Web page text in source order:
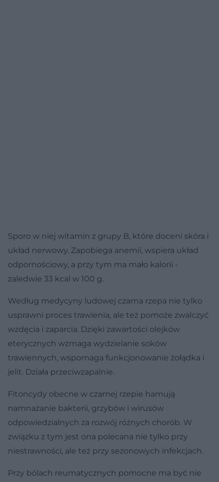
Sporo w niej witamin z grupy B, które doceni skóra i
układ nerwowy. Zapobiega anemii, wspiera układ
odpornościowy, a przy tym ma mało kalorii -
zaledwie 33 kcal w 100 g.
Według medycyny ludowej czarna rzepa nie tylko
usprawni proces trawienia, ale też pomoże zwalczyć
wzdęcia i zaparcia. Dzięki zawartości olejków
eterycznych wzmaga wydzielanie soków
trawiennych, wspomaga funkcjonowanie żołądka i
jelit. Działa przeciwzapalnie.
Fitoncydy obecne w czarnej rzepie hamują
namnażanie bakterii, grzybów i wirusów
odpowiedzialnych za rozwój różnych chorób. W
związku z tym jest ona polecana nie tylko przy
niestrawności, ale też przy sezonowych infekcjach.
Przy bólach reumatycznych pomocne ma być nie